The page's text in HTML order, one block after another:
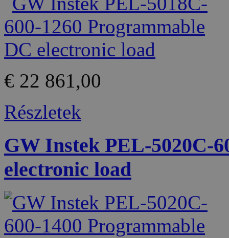
€ 22 861,00
Részletek
GW Instek PEL-5020C-
electronic load